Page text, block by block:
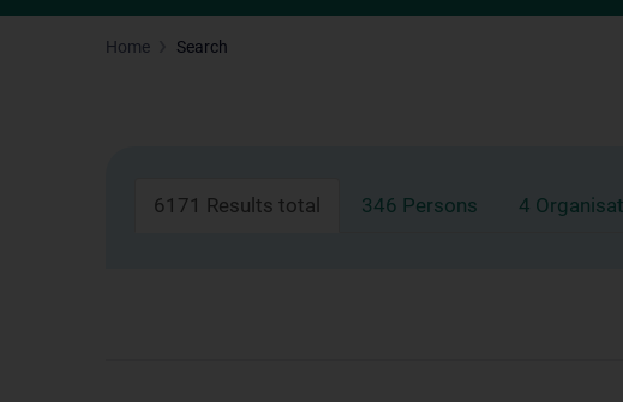
Home Search
6171 Results total 346 Persons 4